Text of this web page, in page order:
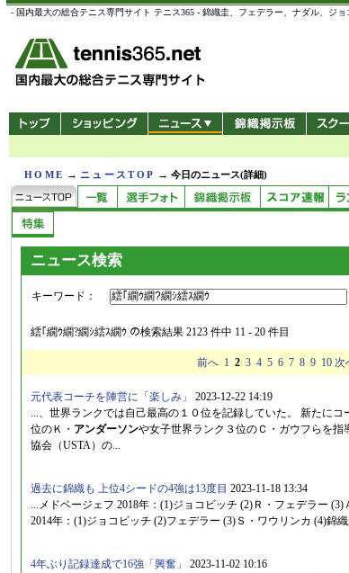
- 国内最大の総合テニス専門サイト テニス365 - 錦織圭、フェデラー、ナダル、ジ
HOME → ニュースTOP →今日のニュース(詳細)
ニュース検索
キーワード：
繧｢繝ｳ繝?繝ｼ繧ｽ繝ｳ の検索結果 2123 件中 11 - 20 件目
前へ 1 2 3 4 5 6 7 8 9 10 次
元代表コーチを陣営に「楽しみ」
2023-12-22 14:19
...、世界ランクでは自己最高の１０位を記録していた。 新たにコ
位のＫ・ アンダーソンや女子世界ランク３位のＣ・ガウフらを
協会（USTA）の...
過去に錦織も 上位4シードの4強は13度目 2023-11-18 13:34
...メドベージェフ 2018年：(1)ジョコビッチ (2)Ｒ・フェデラー (3)
2014年：(1)ジョコビッチ (2)フェデラー (3)Ｓ・ワウリンカ (4)錦織
4年ぶり記録達成で16強「興奮」
2023-11-02 10:16